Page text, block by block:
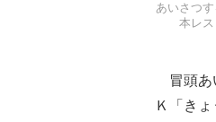
あいさつ
本レス
冒頭あ
Ｋ「き